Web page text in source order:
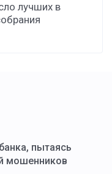
лучших в
пытаясь
мошенников